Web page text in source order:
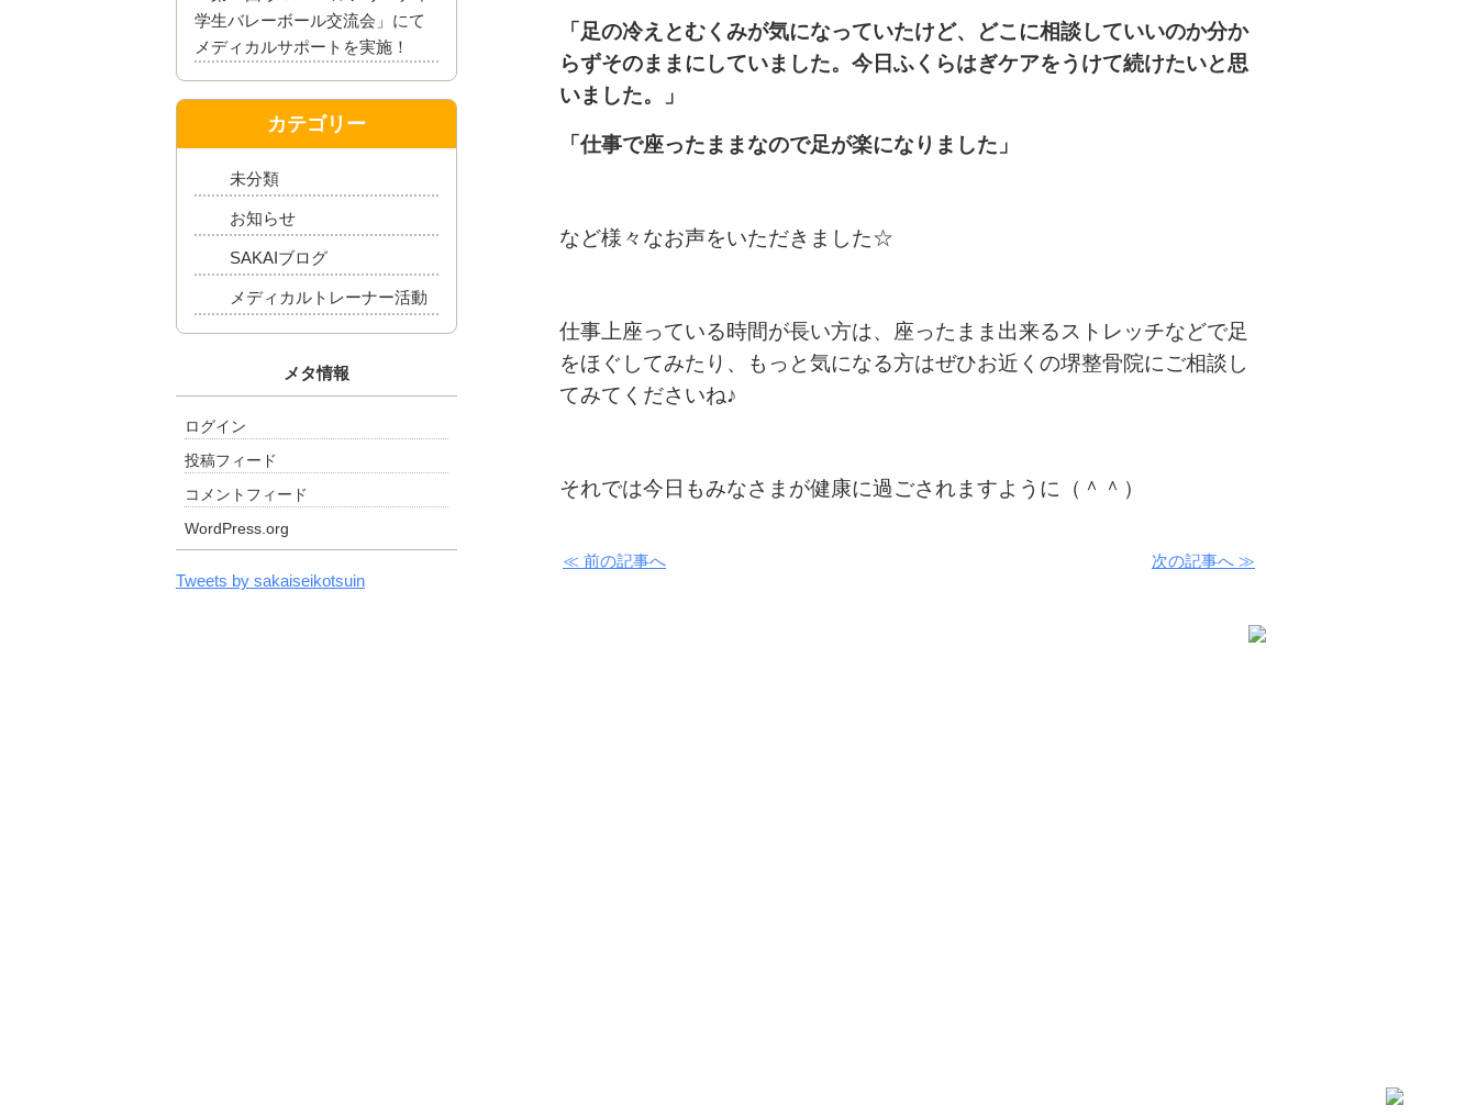
「足の冷えとむくみが気になっていたけど、どこに相談していいのか分か
らずそのままにしていました。今日ふくらはぎケアをうけて続けたいと思
いました。」
「仕事で座ったままなので足が楽になりました」
など様々なお声をいただきました☆
仕事上座っている時間が長い方は、座ったまま出来るストレッチなどで足
をほぐしてみたり、もっと気になる方はぜひお近くの堺整骨院にご相談し
てみてくださいね♪
それでは今日もみなさまが健康に過ごされますように（＾＾）
≪ 前の記事へ 次の記事へ ≫
学生バレーボール交流会」にて
メディカルサポートを実施！
カテゴリー
未分類
お知らせ
SAKAIブログ
メディカルトレーナー活動
メタ情報
ログイン
投稿フィード
コメントフィード
WordPress.org
Tweets by sakaiseikotsuin